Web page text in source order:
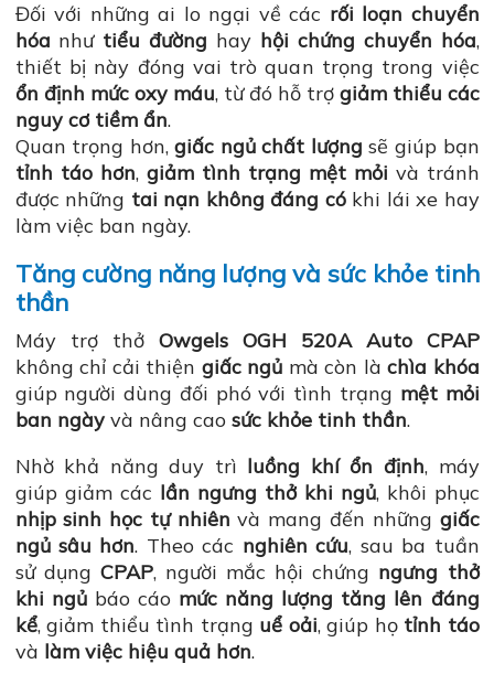
Đối với những ai lo ngại về các rối loạn chuyển
hóa như tiểu đường hay hội chứng chuyển hóa,
thiết bị này đóng vai trò quan trọng trong việc
ổn định mức oxy máu, từ đó hỗ trợ giảm thiểu các
nguy cơ tiềm ẩn.
Quan trọng hơn,giấc ngủ chất lượng sẽ giúp bạn
tỉnh táo hơn, giảm tình trạng mệt mỏi và tránh
được những tai nạn không đáng cókhi lái xe hay
làm việc ban ngày.
Tăng cường năng lượng và sức khỏe tinh
thần
Máy trợ thở Owgels OGH 520A Auto CPAP
không chỉ cải thiện giấc ngủ mà còn là chìa khóa
giúp người dùng đối phó với tình trạng mệt mỏi
ban ngàyvà nâng cao sức khỏe tinh thần.
Nhờ khả năng duy trì luồng khí ổn định, máy
giúp giảm các lần ngưng thở khi ngủ, khôi phục
nhịp sinh học tự nhiên và mang đến những giấc
ngủ sâu hơn. Theo các nghiên cứu, sau ba tuần
sử dụng CPAP, người mắc hội chứng ngưng thở
khi ngủbáo cáo mức năng lượng tăng lên đáng
kể, giảm thiểu tình trạng uể oải, giúp họ tỉnh táo
và làm việc hiệu quả hơn.